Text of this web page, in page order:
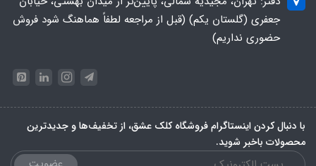
جعفری (گلستان یکم) (قبل از مراجعه لطفاً هماهنگ شود فروش
حضوری نداریم)
با دنبال کردن اینستاگرام فروشگاه کلک عشق، از تخفیف‌ها و جدیدترین‌
محصولات باخبر شوید.